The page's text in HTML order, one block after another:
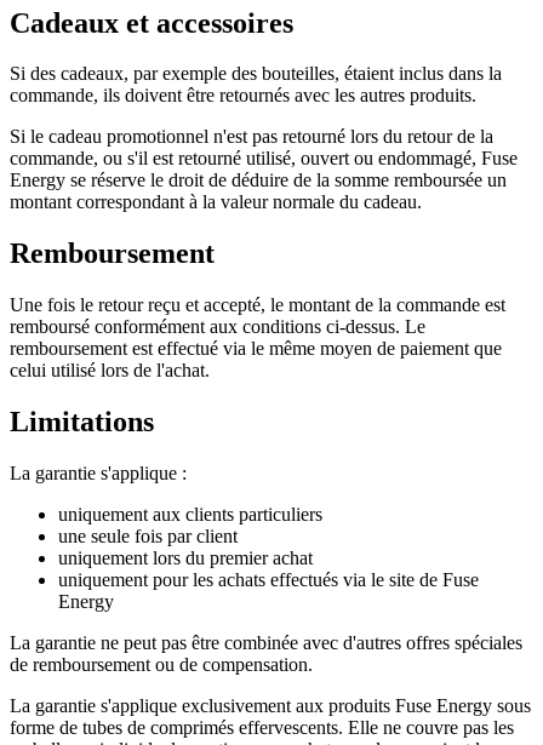
Cadeaux et accessoires
Si des cadeaux, par exemple des bouteilles, étaient inclus dans la
commande, ils doivent être retournés avec les autres produits.
Si le cadeau promotionnel n'est pas retourné lors du retour de la
commande, ou s'il est retourné utilisé, ouvert ou endommagé, Fuse
Energy se réserve le droit de déduire de la somme remboursée un
montant correspondant à la valeur normale du cadeau.
Remboursement
Une fois le retour reçu et accepté, le montant de la commande est
remboursé conformément aux conditions ci-dessus. Le
remboursement est effectué via le même moyen de paiement que
celui utilisé lors de l'achat.
Limitations
La garantie s'applique :
uniquement aux clients particuliers
une seule fois par client
uniquement lors du premier achat
uniquement pour les achats effectués via le site de Fuse
Energy
La garantie ne peut pas être combinée avec d'autres offres spéciales
de remboursement ou de compensation.
La garantie s'applique exclusivement aux produits Fuse Energy sous
forme de tubes de comprimés effervescents. Elle ne couvre pas les